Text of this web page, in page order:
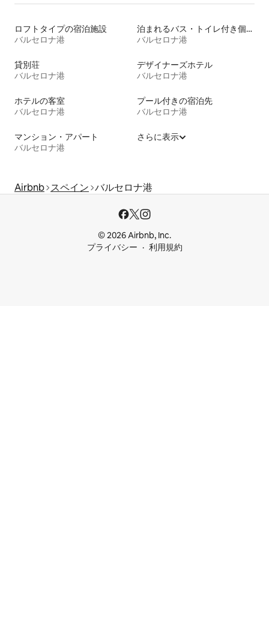
ロフトタイプの宿泊施設
バルセロナ港
泊まれるバス・トイレ付き個室
バルセロナ港
貸別荘
バルセロナ港
デザイナーズホテル
バルセロナ港
ホテルの客室
バルセロナ港
プール付きの宿泊先
バルセロナ港
マンション・アパート
バルセロナ港
さらに表示
Airbnb スペイン バルセロナ港
© 2026 Airbnb, Inc.
プライバシー
利用規約